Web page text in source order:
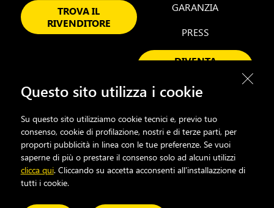
TROVA IL
RIVENDITORE
GARANZIA
PRESS
DIVENTA
FACEBOOK INSTAGRAM LINKEDIN YOUTUBE
Cookie Policy
Questo sito utilizza i cookie
Su questo sito utilizziamo cookie tecnici e, previo tuo
consenso, cookie di profilazione, nostri e di terze parti, per
proporti pubblicità in linea con le tue preferenze. Se vuoi
saperne di più o prestare il consenso solo ad alcuni utilizzi
clicca qui. Cliccando su accetta acconsenti all'installazzione di
tutti i cookie.